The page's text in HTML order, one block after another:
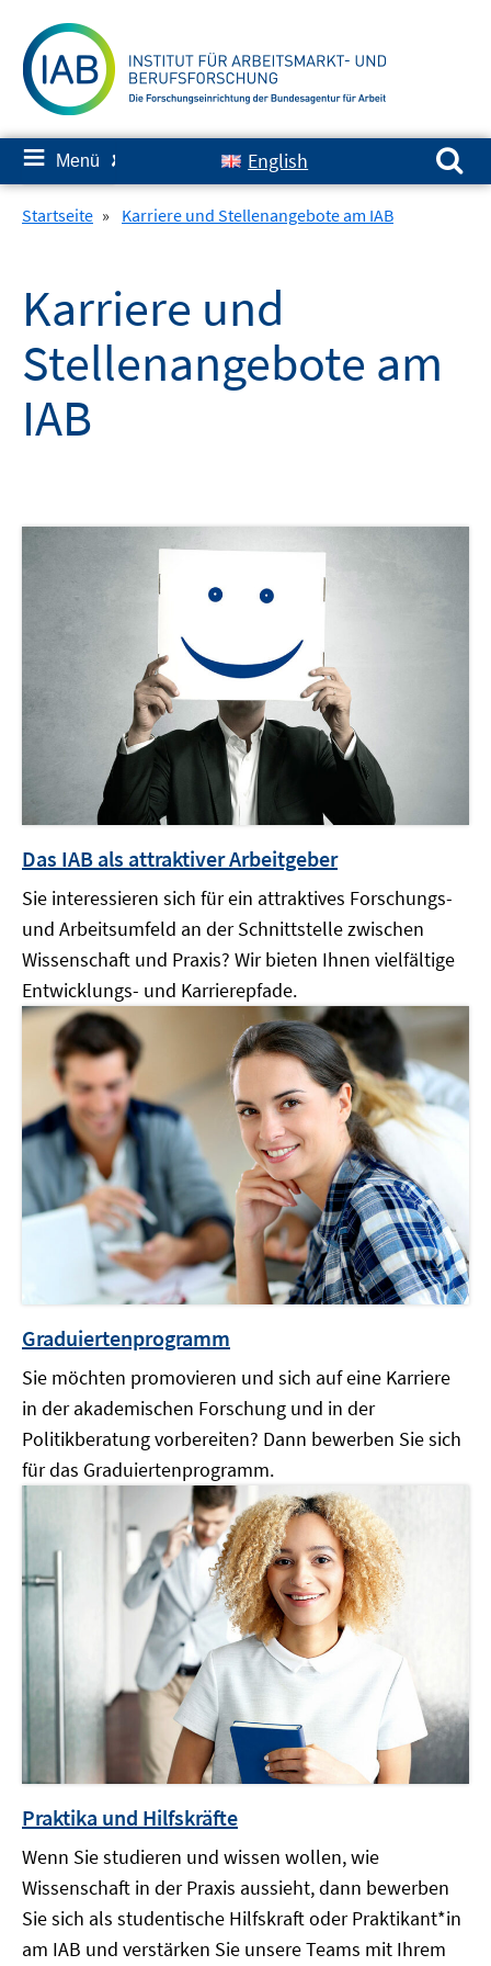
zum
Inhalt
≡ Menü ✘ English
Suchen nach:
Startseite » Karriere und Stellenangebote am IAB
Karriere und
Stellenangebote am
IAB
Das IAB als attraktiver Arbeitgeber
Sie interessieren sich für ein attraktives Forschungs-
und Arbeitsumfeld an der Schnittstelle zwischen
Wissenschaft und Praxis? Wir bieten Ihnen vielfältige
Entwicklungs- und Karrierepfade.
Graduiertenprogramm
Sie möchten promovieren und sich auf eine Karriere
in der akademischen Forschung und in der
Politikberatung vorbereiten? Dann bewerben Sie sich
für das Graduiertenprogramm.
Praktika und Hilfskräfte
Wenn Sie studieren und wissen wollen, wie
Wissenschaft in der Praxis aussieht, dann bewerben
Sie sich als studentische Hilfskraft oder Praktikant*in
am IAB und verstärken Sie unsere Teams mit Ihrem